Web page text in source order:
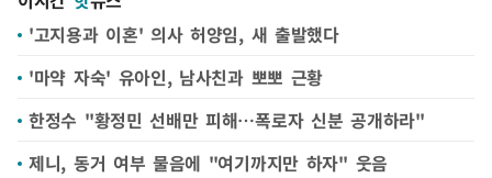
'고지용과 이혼' 의사 허양임, 새 출발했다
'마약 자숙' 유아인, 남사친과 뽀뽀 근황
한정수 "황정민 선배만 피해…폭로자 신분 공개하라"
제니, 동거 여부 물음에 "여기까지만 하자" 웃음